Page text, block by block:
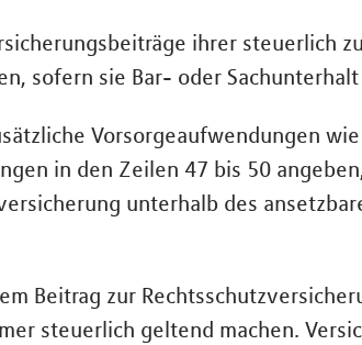
ihrer steuerlich
sofern sie Bar- oder
Vorsorgeaufwendungen
in den Zeilen 47 bis 50
unterhalb des
Beitrag zur
steuerlich geltend machen.